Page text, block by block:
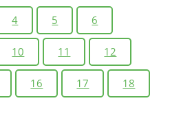
4 5 6
10 11 12
16 17 18